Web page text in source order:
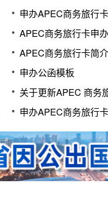
申办APEC商务旅行
APEC商务旅行卡申
APEC商务旅行卡简介
申办公函模板
关于更新APEC 商务
申办APEC商务旅行